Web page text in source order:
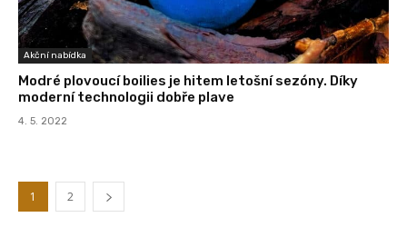
Akční nabídka
Modré plovoucí boilies je hitem letošní sezóny. Díky
moderní technologii dobře plave
4. 5. 2022
1 2